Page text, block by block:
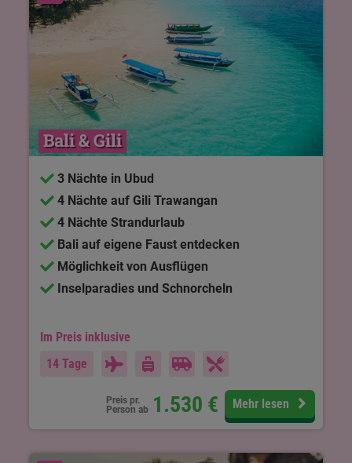
Bali & Gili
3 Nächte in Ubud
4 Nächte auf Gili Trawangan
4 Nächte Strandurlaub
Bali auf eigene Faust entdecken
Möglichkeit von Ausflügen
Inselparadies und Schnorcheln
Im Preis inklusive
14 Tage
Preis pr.
Person ab 1.530 € Mehr lesen